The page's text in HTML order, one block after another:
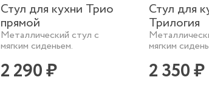
Стул для кухни Трио
прямой
Металлический стул с
мягким сиденьем.
2 290 ₽
Стул для
Трилогия
мягким
2 350 ₽